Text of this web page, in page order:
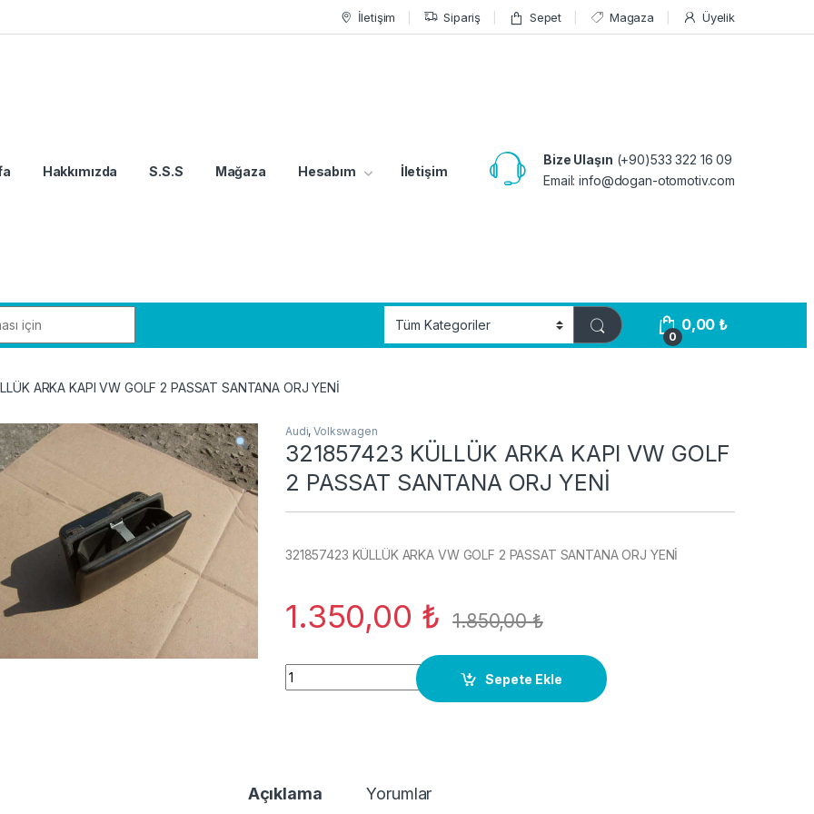
İletişim Sipariş Sepet Magaza Üyelik
Hakkımızda S.S.S Mağaza Hesabım İletişim
Bize Ulaşın (+90)533 322 16 09
Email:info@dogan-otomotiv.com
0
0,00₺
ARKA KAPI VW GOLF 2 PASSAT SANTANA ORJ YENİ
Audi,Volkswagen
321857423 KÜLLÜK ARKA KAPI VW GOLF
2 PASSAT SANTANA ORJ YENİ
321857423 KÜLLÜK ARKA VW GOLF 2 PASSAT SANTANA ORJ YENİ
1.350,00 ₺ 1.850,00₺
321857423 KÜLLÜK ARKA KAPI VW GOLF 2 PASSAT SANTANA ORJ YENİ quantity
Sepete Ekle
Açıklama Yorumlar